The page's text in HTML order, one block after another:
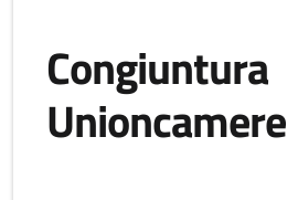
Congiuntura
Unioncamere